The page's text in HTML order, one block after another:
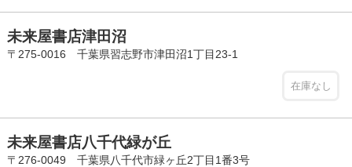
未来屋書店津田沼
〒275-0016 千葉県習志野市津田沼1丁目23-1
在庫なし
未来屋書店八千代緑が丘
〒276-0049 千葉県八千代市緑ヶ丘2丁目1番3号